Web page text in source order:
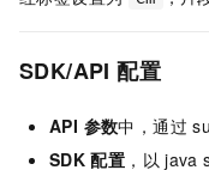
SDK/API 配置
API 参数中，通过
SDK 配置 ，以 java